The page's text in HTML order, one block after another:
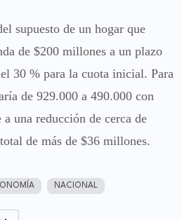
supuesto de un hogar que
de $200 millones a un plazo
30 % para la cuota inicial. Para
de 929.000 a 490.000 con
una reducción de cerca de
de más de $36 millones.
NACIONAL